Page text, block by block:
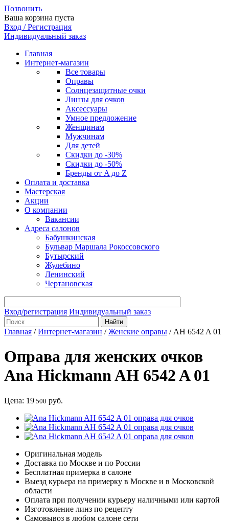
Позвонить
Ваша корзина пуста
Вход / Регистрация
Индивидуальный заказ
Главная
Интернет-магазин
Все товары
Оправы
Солнцезащитные очки
Линзы для очков
Аксессуары
Умное предложение
Женщинам
Мужчинам
Для детей
Скидки до -30%
Скидки до -50%
Бренды от A до Z
Оплата и доставка
Мастерская
Акции
О компании
Вакансии
Адреса салонов
Бабушкинская
Бульвар Маршала Рокоссовского
Бутырский
Жулебино
Ленинский
Чертановская
Вход/регистрация Индивидуальный заказ
Главная /Интернет-магазин /Женские оправы / AH 6542 A 01
Оправа для женских очков
Ana Hickmann AH 6542 A 01
Цена: 19 500 руб.
Оригинальная модель
Доставка по Москве и по России
Бесплатная примерка в салоне
Выезд курьера на примерку в Москве и в Московской
области
Оплата при получении курьеру наличными или картой
Изготовление линз по рецепту
Самовывоз в любом салоне сети